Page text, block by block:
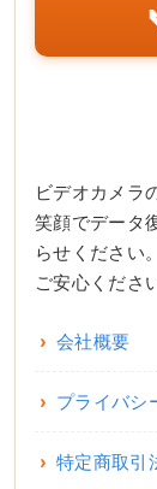
ビデオカメラ
笑顔でデータ
らせください
ご安心くださ
会社概要
プライバシ
特定商取引